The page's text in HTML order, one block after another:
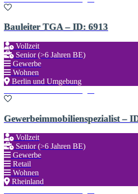
Bauleiter TGA – ID: 6913
Vollzeit
Senior (>6 Jahren BE)
Gewerbe
Wohnen
Berlin und Umgebung
Gewerbeimmobilienspezialist –
Vollzeit
Senior (>6 Jahren BE)
Gewerbe
Retail
Wohnen
Rheinland